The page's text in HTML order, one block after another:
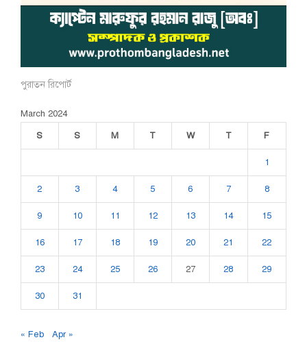
পুরাতন রিপোর্ট
March 2024
S
S M T W T F
1
2 3 4 5 6 7 8
9 10 11 12 13 14 15
16 17 18 19 20 21 22
23 24 25 26 27 28 29
30 31
« Feb Apr »